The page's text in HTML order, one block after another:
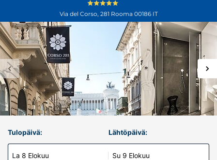
Via del Corso, 281 Rooma 00186 IT
Tulopäivä:
La 8 Elokuu
Lähtöpäivä:
Su 9 Elokuu